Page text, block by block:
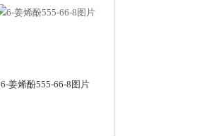
6-姜烯酚555-66-8图片